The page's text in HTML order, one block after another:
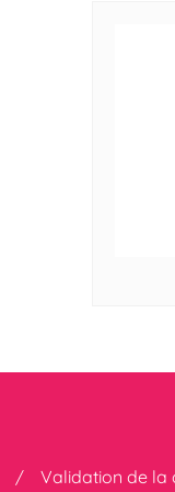
Validation de la